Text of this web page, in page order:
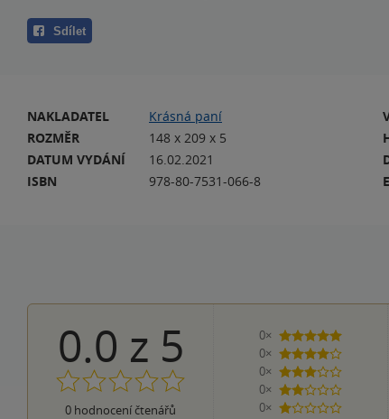
Sdílet
NAKLADATEL
Krásná paní
ROZMĚR
148 x 209 x 5
DATUM VYDÁNÍ
16.02.2021
ISBN
978-80-7531-066-8
0.0 z 5
0 hodnocení čtenářů
0×
5
0×
4 hvězdičky
0×
3 hvězdičky
0×
2 hvězdičky
0×
1 hvezdička